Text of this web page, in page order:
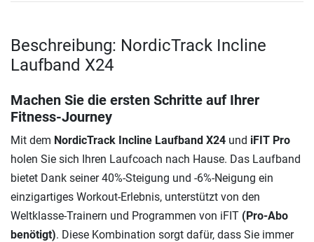
Beschreibung: NordicTrack Incline
Laufband X24
Machen Sie die ersten Schritte auf Ihrer
Fitness-Journey
Mit dem NordicTrack Incline Laufband X24 und iFIT Pro
holen Sie sich Ihren Laufcoach nach Hause. Das Laufband
bietet Dank seiner 40%-Steigung und -6%-Neigung ein
einzigartiges Workout-Erlebnis, unterstützt von den
Weltklasse-Trainern und Programmen von iFIT (Pro-Abo
benötigt). Diese Kombination sorgt dafür, dass Sie immer